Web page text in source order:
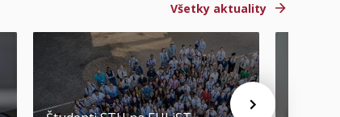
Všetky aktuality